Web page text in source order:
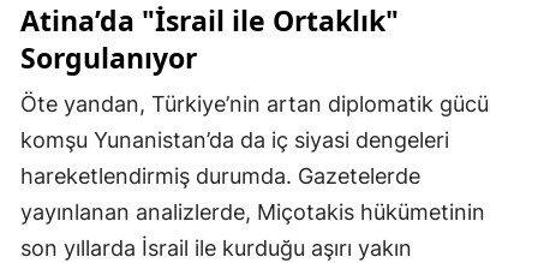
Atina’da "İsrail ile Ortaklık"
Sorgulanıyor
Öte yandan, Türkiye’nin artan diplomatik gücü
komşu Yunanistan’da da iç siyasi dengeleri
hareketlendirmiş durumda. Gazetelerde
yayınlanan analizlerde, Miçotakis hükümetinin
son yıllarda İsrail ile kurduğu aşırı yakın